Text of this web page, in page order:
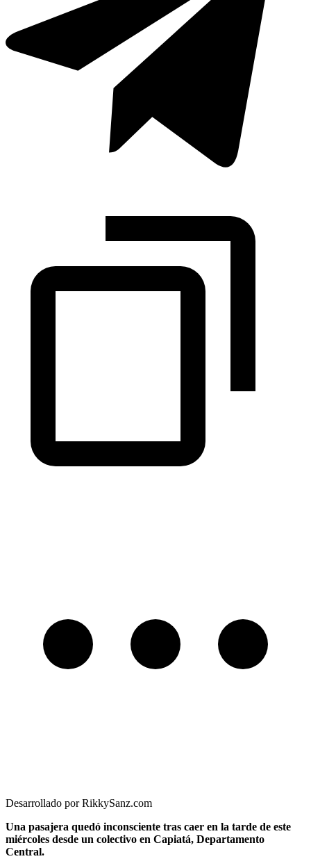
Desarrollado por RikkySanz.com
Una pasajera quedó inconsciente tras caer en la tarde de este
miércoles desde un colectivo en Capiatá, Departamento
Central.